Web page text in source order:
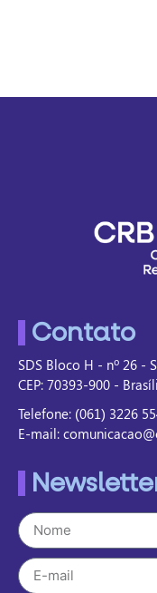
Contato
SDS Bloco H - nº 26 -
CEP: 70393-900 -
Telefone: (061) 3226
E-mail: